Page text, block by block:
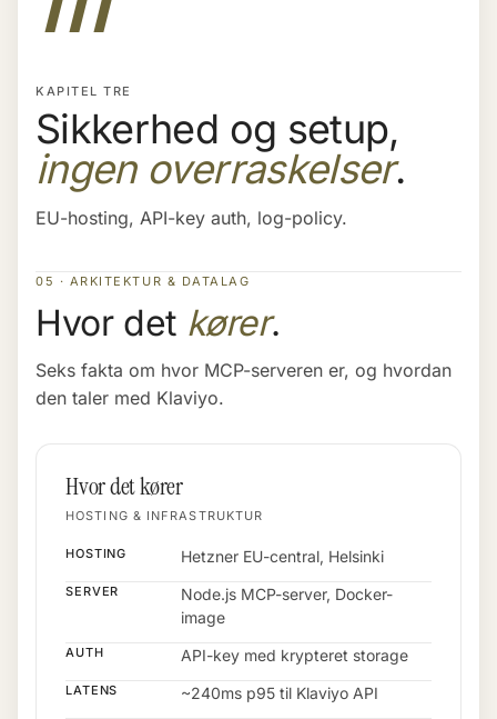
KAPITEL TRE
Sikkerhed og setup,
ingen overraskelser.
EU-hosting, API-key auth, log-policy.
05 · ARKITEKTUR & DATALAG
Hvor det kører.
Seks fakta om hvor MCP-serveren er, og hvordan
den taler med Klaviyo.
Hvor det kører
HOSTING & INFRASTRUKTUR
HOSTING Hetzner EU-central, Helsinki
SERVER
Node.js MCP-server, Docker-
image
AUTH API-key med krypteret storage
LATENS ~240ms p95 til Klaviyo API